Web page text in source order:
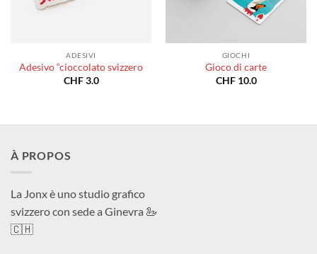
ADESIVI
Adesivo “cioccolato svizzero
CHF3.0
GIOCHI
Gioco di carte
CHF10.0
À PROPOS
La Jonx è uno studio grafico
svizzero con sede a Ginevra 🦢
🇨🇭